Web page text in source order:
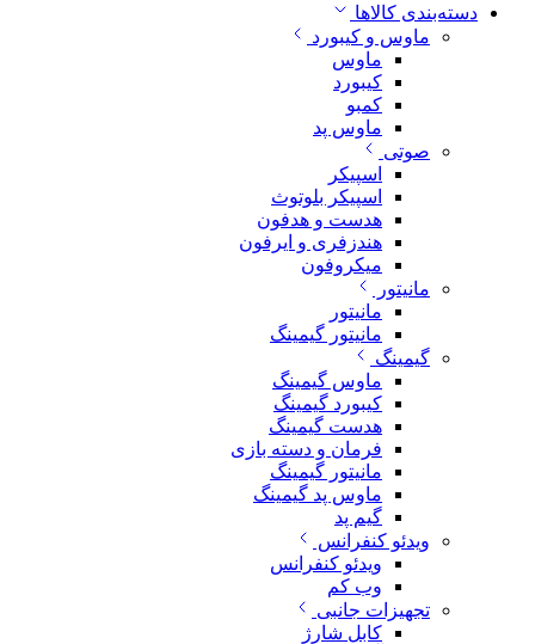
دسته‌بندی کالاها
ماوس و کیبورد
ماوس
کیبورد
کمبو
ماوس پد
صوتی
اسپیکر
اسپیکر بلوتوث
هدست و هدفون
هندزفری و ایرفون
میکروفون
مانیتور
مانیتور
مانیتور گیمینگ
گیمینگ
ماوس گیمینگ
کیبورد گیمینگ
هدست گیمینگ
فرمان و دسته بازی
مانیتور گیمینگ
ماوس پد گیمینگ
گیم پد
ویدئو کنفرانس
ویدئو کنفرانس
وب کم
تجهیزات جانبی
کابل شارژ